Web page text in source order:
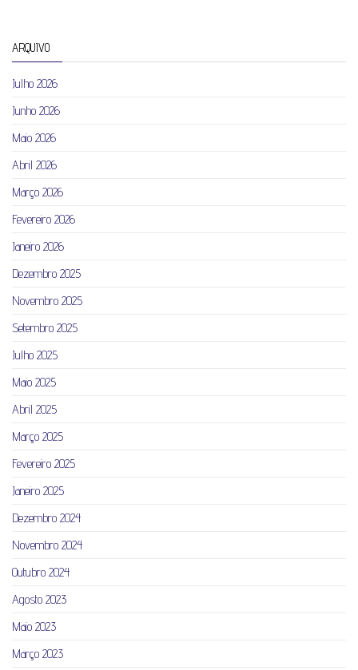
ARQUIVO
Julho 2026
Junho 2026
Maio 2026
Abril 2026
Março 2026
Fevereiro 2026
Janeiro 2026
Dezembro 2025
Novembro 2025
Setembro 2025
Julho 2025
Maio 2025
Abril 2025
Março 2025
Fevereiro 2025
Janeiro 2025
Dezembro 2024
Novembro 2024
Outubro 2024
Agosto 2023
Maio 2023
Março 2023